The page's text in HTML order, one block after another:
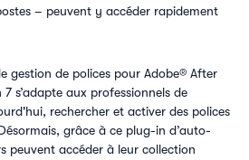
– peuvent y accéder rapidement
gestion de polices pour Adobe® After
s’adapte aux professionnels de
rechercher et activer des polices
grâce à ce plug-in d’auto-
peuvent accéder à leur collection